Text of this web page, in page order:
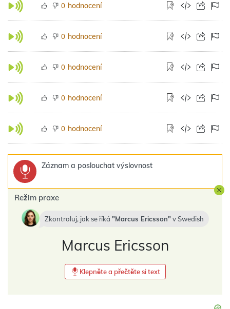
0 hodnocení
0 hodnocení
0 hodnocení
0 hodnocení
0 hodnocení
Záznam a poslouchat výslovnost
Režim praxe
Zkontroluj, jak se říká Marcus Ericsson v Swedish
Marcus Ericsson
Klepněte a přečtěte si text